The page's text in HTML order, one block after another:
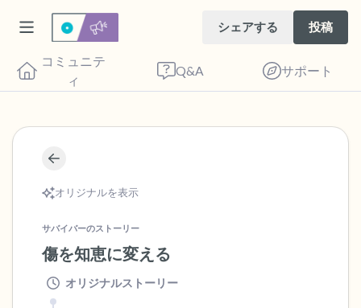
シェアする 投稿
コミュニテ
ィ
Q&A サポート
オリジナルを表示
サバイバーのストーリー
傷を知恵に変える
オリジナルストーリー
目を軽く閉じて、深呼吸を数回します。鼻
から息を吸い（3つ数え）、口から息を吐
きます（3つ数え）。さあ、目を開けて周
りを見回してください。以下のことを声に
出して言ってみてください。